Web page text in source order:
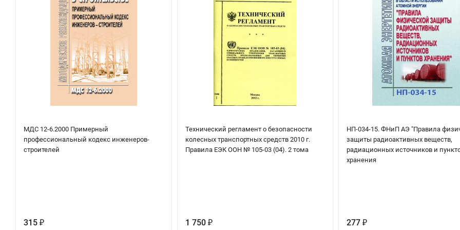
МДС 12-6.2000 Примерный
профессиональный кодекс инженеров-
строителей
315 ₽
Технический регламент о безопасности
колесных транспортных средств 2010 г.
Правила ЕЭК ООН № 105-03 (04). 2 тома
1 750 ₽
НП-034-15. ФНиП АЭ "Правила
защиты радиоактивных веществ,
радиационных источников и
хранения
277₽